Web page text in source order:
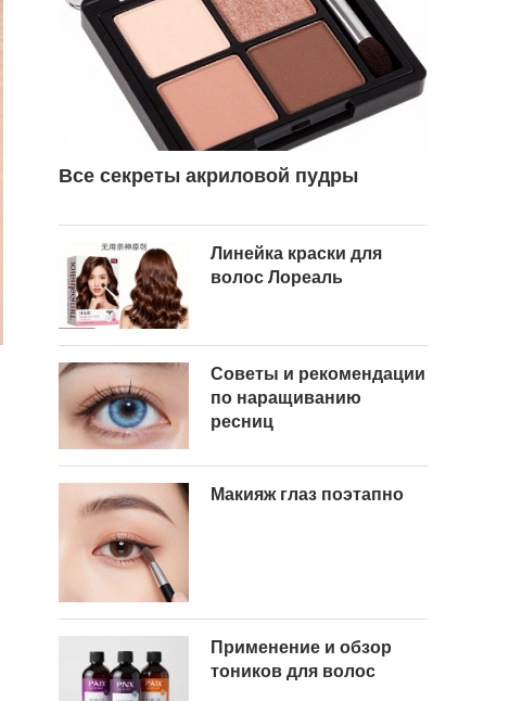
Все секреты акриловой пудры
Линейка краски для
волос Лореаль
Советы и рекомендации
по наращиванию
ресниц
Макияж глаз поэтапно
Применение и обзор
тоников для волос